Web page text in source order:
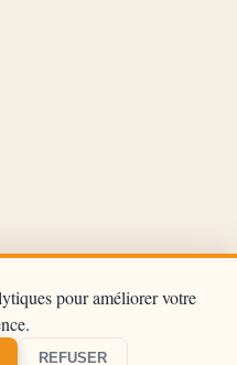
pour améliorer votre
REFUSER